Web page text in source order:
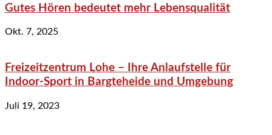
Gutes Hören bedeutet mehr Lebensqualität
Okt. 7, 2025
Freizeitzentrum Lohe – Ihre Anlaufstelle für
Indoor-Sport in Bargteheide und Umgebung
Juli 19, 2023